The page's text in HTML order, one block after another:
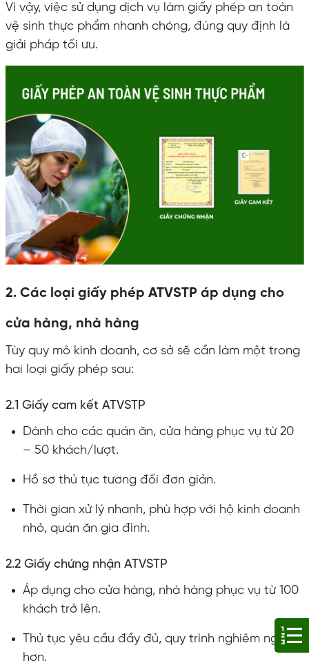
Vì vậy, việc sử dụng dịch vụ làm giấy phép an toàn
vệ sinh thực phẩm nhanh chóng, đúng quy định là
giải pháp tối ưu.
2. Các loại giấy phép ATVSTP áp dụng cho
cửa hàng, nhà hàng
Tùy quy mô kinh doanh, cơ sở sẽ cần làm một trong
hai loại giấy phép sau:
2.1 Giấy cam kết ATVSTP
Dành cho các quán ăn, cửa hàng phục vụ từ 20
– 50 khách/lượt.
Hồ sơ thủ tục tương đối đơn giản.
Thời gian xử lý nhanh, phù hợp với hộ kinh doanh
nhỏ, quán ăn gia đình.
2.2 Giấy chứng nhận ATVSTP
Áp dụng cho cửa hàng, nhà hàng phục vụ từ 100
khách trở lên.
Thủ tục yêu cầu đầy đủ, quy trình nghiêm ngặt
hơn.